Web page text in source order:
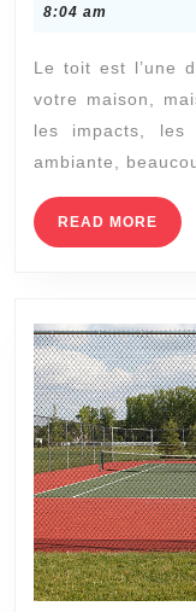
8:04 am
Le toit est l’une
votre maison,
les impacts, les
ambiante,
READ MORE READ
MORE